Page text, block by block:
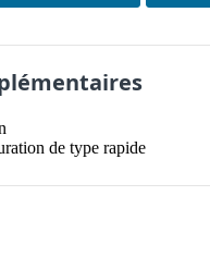
de type rapide